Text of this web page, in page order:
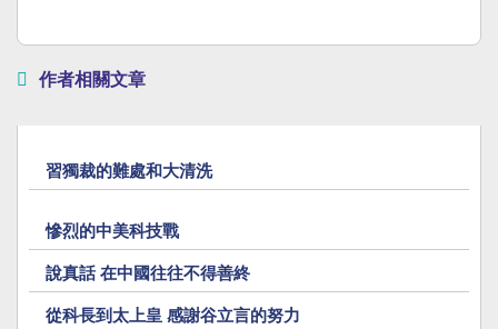
作者相關文章
習獨裁的難處和大清洗
慘烈的中美科技戰
說真話 在中國往往不得善終
從科長到太上皇 感謝谷立言的努力